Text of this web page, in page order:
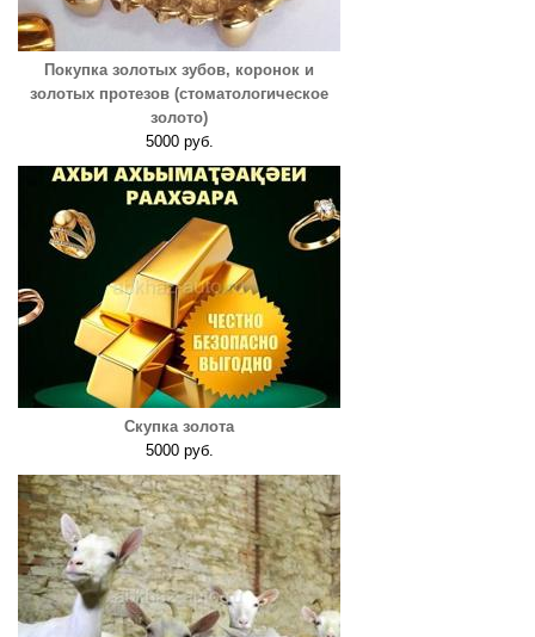
Покупка золотых зубов, коронок и
золотых протезов (стоматологическое
золото)
5000 руб.
Скупка золота
5000 руб.